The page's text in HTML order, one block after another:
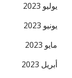
يوليو 2023
يونيو 2023
مايو 2023
أبريل 2023